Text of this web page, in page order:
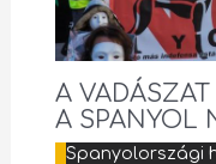
A
A SPANYOL
Spanyolországi